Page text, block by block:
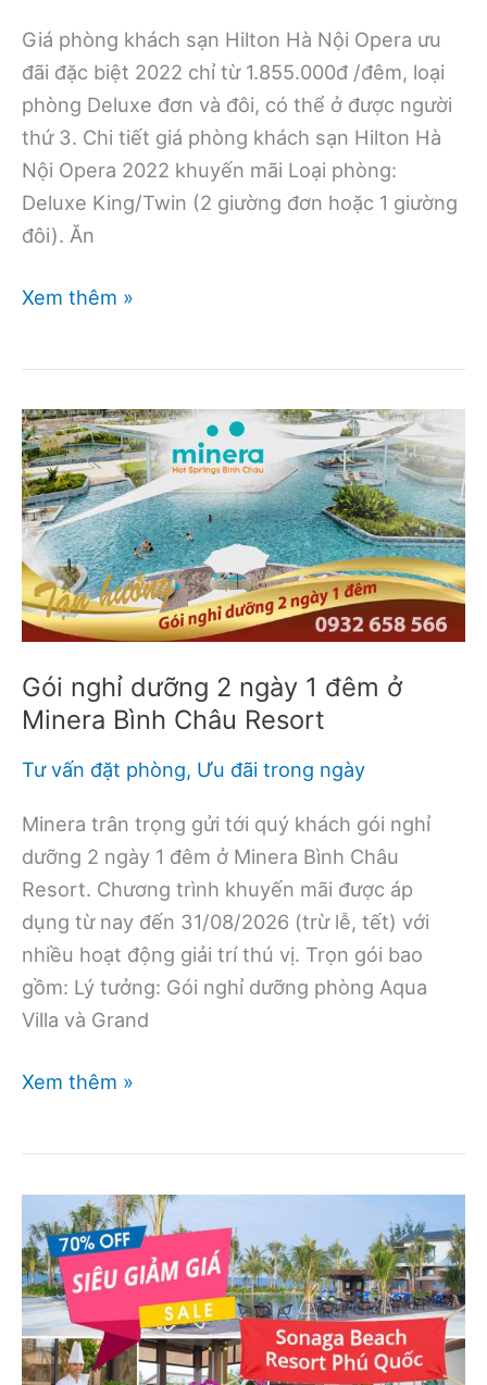
Giá phòng khách sạn Hilton Hà Nội Opera ưu
đãi đặc biệt 2022 chỉ từ 1.855.000đ /đêm, loại
phòng Deluxe đơn và đôi, có thể ở được người
thứ 3. Chi tiết giá phòng khách sạn Hilton Hà
Nội Opera 2022 khuyến mãi Loại phòng:
Deluxe King/Twin (2 giường đơn hoặc 1 giường
đôi). Ăn
Giá
Hilton
Hà
Nội
(2022)
từ
1.855.000đ
Xem thêm »
Gói nghỉ dưỡng 2 ngày 1 đêm ở
Minera Bình Châu Resort
Tư vấn đặt phòng, Ưu đãi trong ngày
Minera trân trọng gửi tới quý khách gói nghỉ
dưỡng 2 ngày 1 đêm ở Minera Bình Châu
Resort. Chương trình khuyến mãi được áp
dụng từ nay đến 31/08/2026 (trừ lễ, tết) với
nhiều hoạt động giải trí thú vị. Trọn gói bao
gồm: Lý tưởng: Gói nghỉ dưỡng phòng Aqua
Villa và Grand
Gói
1
đêm
ở
Minera
Bình
Xem thêm »